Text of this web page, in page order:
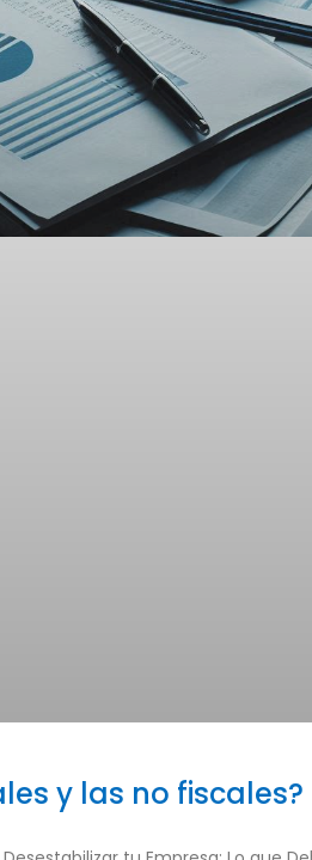
y las no fiscales?